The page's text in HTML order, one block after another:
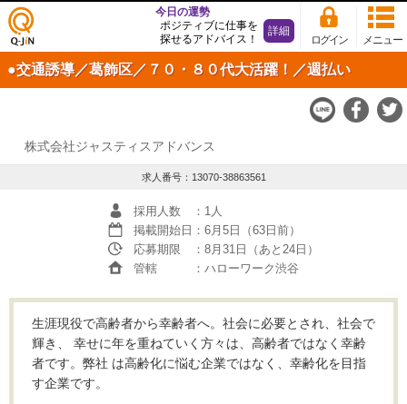
仕事
探し
の求
Q-JiN
メニュー
ログイン
今日の運勢
ポジティブに仕事を
探せるアドバイス！
詳細
●交通誘導／葛飾区／７０・８０代大活躍！／週払い
株式会社ジャスティスアドバンス
求人番号：13070-38863561
採用人数
：1人
掲載開始日 ：6月5日（63日前）
応募期限
：8月31日（あと24日）
管轄
：ハローワーク渋谷
生涯現役で高齢者から幸齢者へ。社会に必要とされ、社会で
輝き、 幸せに年を重ねていく方々は、高齢者ではなく幸齢
者です。弊社 は高齢化に悩む企業ではなく、幸齢化を目指
す企業です。